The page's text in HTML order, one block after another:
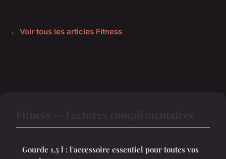
← Voir tous les articles Fitness
Gourde 1,5 l : l'accessoire essentiel pour toutes vos